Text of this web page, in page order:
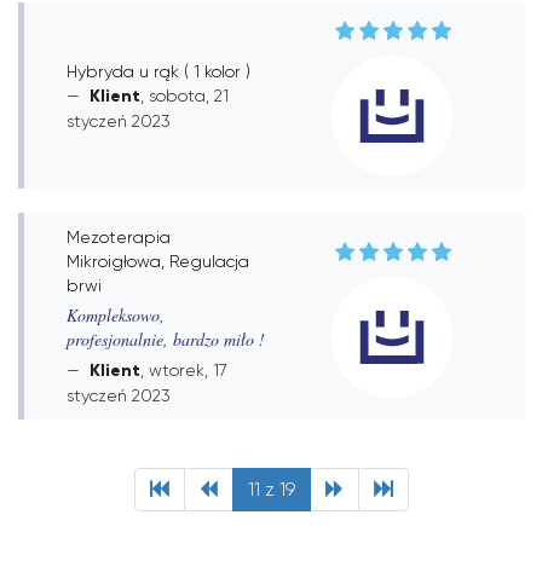
Hybryda u rąk ( 1 kolor )
Klient , sobota, 21
styczeń 2023
Mezoterapia
Mikroigłowa, Regulacja
brwi
Kompleksowo,
profesjonalnie, bardzo miło !
Klient , wtorek, 17
styczeń 2023
11 z 19